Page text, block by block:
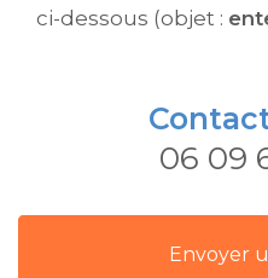
ci-dessous (objet :
06 09
Envoyer